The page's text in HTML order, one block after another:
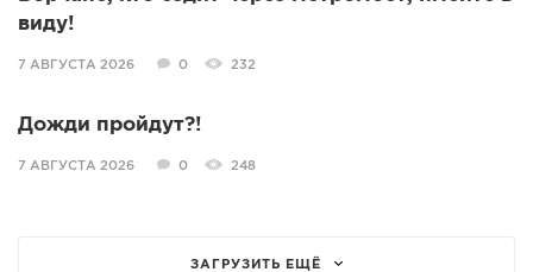
виду!
7 АВГУСТА 2026 0 232
Дожди пройдут?!
7 АВГУСТА 2026 0 248
ЗАГРУЗИТЬ ЕЩЁ